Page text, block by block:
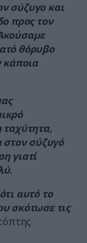
σύζυγο και
προς τον
θόρυβο
κάποια
ταχύτητα,
στον σύζυγό
γιατί
αυτό το
σκότωσε τις